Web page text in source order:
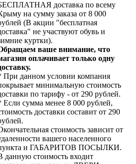
доставка по всему
на сумму заказа от 8 000
(В акции "бесплатная
не участвуют обувь и
куртки).
ваше внимание, что
оплачивает только одну
При данном условии компания
минимальную стоимость
по тарифу - от 290 рублей.
Если сумма менее 8 000 рублей,
доставки составит от 290
стоимость зависит от
вашего населенного
и ГАБАРИТОВ ПОСЫЛКИ.
данную стоимость входит